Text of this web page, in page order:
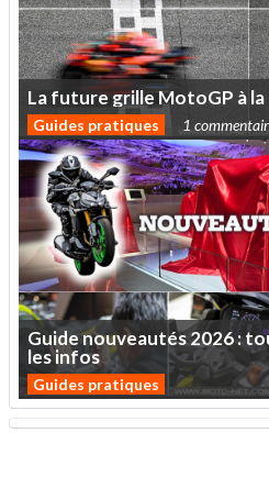
Lafuturegrille MotoGP àla
Guides pratiques 1
Guidenouveautés2026:
lesinfos
Guides pratiques